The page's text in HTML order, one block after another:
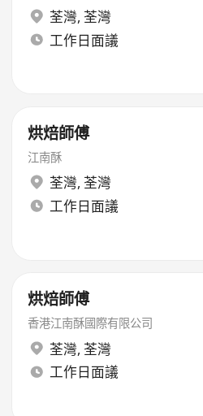
荃灣, 荃灣
工作日面議
烘焙師傅
江南酥
荃灣, 荃灣
工作日面議
烘焙師傅
香港江南酥國際有限公司
荃灣, 荃灣
工作日面議